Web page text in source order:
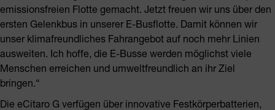
emissionsfreien Flotte gemacht. Jetzt freuen wir uns über den
ersten Gelenkbus in unserer E-Busflotte. Damit können wir
unser klimafreundliches Fahrangebot auf noch mehr Linien
ausweiten. Ich hoffe, die E-Busse werden möglichst viele
Menschen erreichen und umweltfreundlich an ihr Ziel
bringen.“
Die eCitaro G verfügen über innovative Festkörperbatterien,